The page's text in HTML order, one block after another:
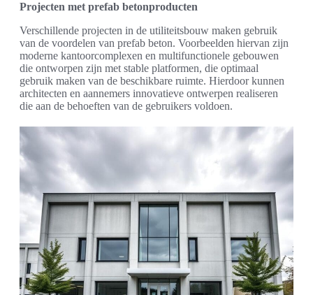
Projecten met prefab betonproducten
Verschillende projecten in de utiliteitsbouw maken gebruik
van de voordelen van prefab beton. Voorbeelden hiervan zijn
moderne kantoorcomplexen en multifunctionele gebouwen
die ontworpen zijn met stable platformen, die optimaal
gebruik maken van de beschikbare ruimte. Hierdoor kunnen
architecten en aannemers innovatieve ontwerpen realiseren
die aan de behoeften van de gebruikers voldoen.